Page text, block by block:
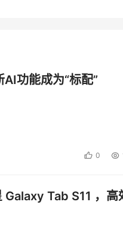
功能成为“标配”
0
Tab S11 ，高